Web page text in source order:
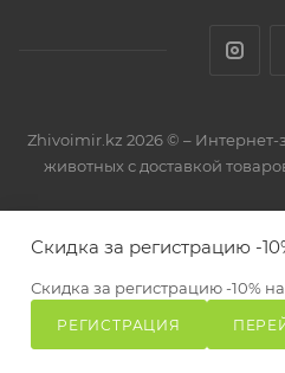
Zhivoimir.kz 2026 © –
животных с доставкой
Скидка за регистрацию -
Скидка за регистрацию -10%
РЕГИСТРАЦИЯ
Главная
Избранные Каталог